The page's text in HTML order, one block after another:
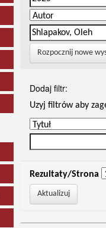
Rozpocznij nowe
Dodaj filtr:
Uzyj filtrów aby
Rezultaty/Strona